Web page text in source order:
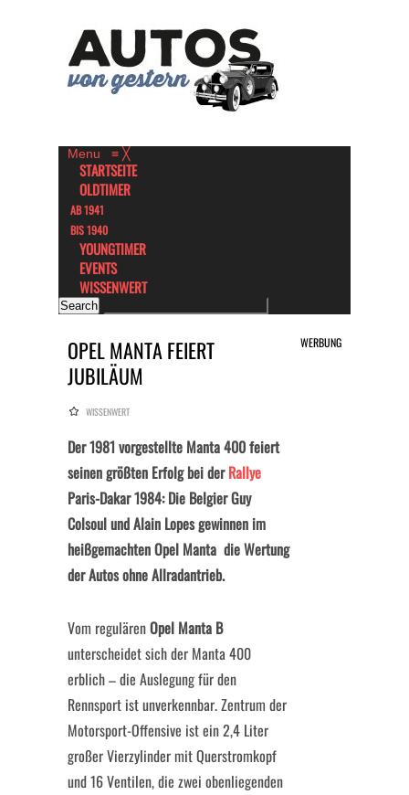
Menu ≡ ╳
STARTSEITE
OLDTIMER
AB 1941
BIS 1940
YOUNGTIMER
EVENTS
WISSENWERT
OPEL MANTA FEIERT
JUBILÄUM
WERBUNG
WISSENWERT
Der 1981 vorgestellte Manta 400 feiert
seinen größten Erfolg bei derRallye
Paris-Dakar 1984: Die Belgier Guy
Colsoul und Alain Lopes gewinnen im
heißgemachten Opel Manta die Wertung
der Autos ohne Allradantrieb.
Vom regulärenOpel Manta B
unterscheidet sich der Manta 400
erblich – die Auslegung für den
Rennsport ist unverkennbar. Zentrum der
Motorsport-Offensive ist ein 2,4 Liter
großer Vierzylinder mit Querstromkopf
und 16 Ventilen, die zwei obenliegenden